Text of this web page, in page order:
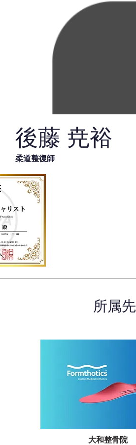
後藤 尭裕
柔道整復師
所属先
大和整骨院